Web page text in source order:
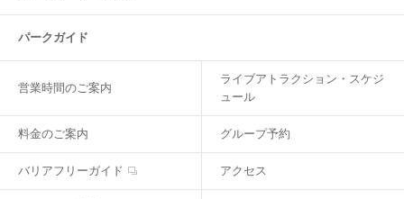
パークガイド
営業時間のご案内
ライブアトラクション・スケジ
ュール
料金のご案内 グループ予約
バリアフリーガイド アクセス